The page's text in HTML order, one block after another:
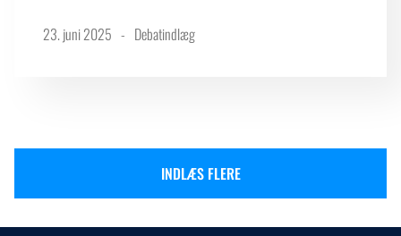
23. juni 2025 Debatindlæg
INDLÆS FLERE